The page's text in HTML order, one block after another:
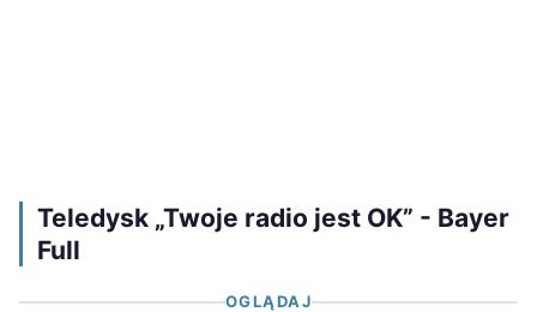
Teledysk „Twoje radio jest OK” - Bayer
Full
OGLĄDAJ